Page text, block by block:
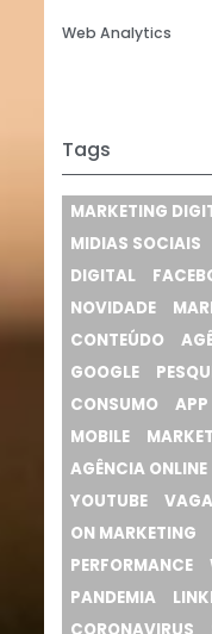
Web Analytics
Tags
MARKETING
MIDIAS SOCIAIS
DIGITAL
NOVIDADE
CONTEÚDO
GOOGLE
CONSUMO
APP
MOBILE
AGÊNCIA ONLINE
YOUTUBE
ON MARKETING
PERFORMANCE
PANDEMIA
CORONAVIRUS